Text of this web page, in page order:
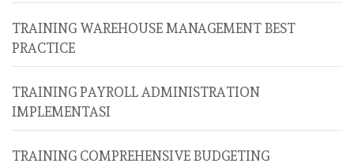
TRAINING WAREHOUSE MANAGEMENT BEST
PRACTICE
TRAINING PAYROLL ADMINISTRATION
IMPLEMENTASI
TRAINING COMPREHENSIVE BUDGETING